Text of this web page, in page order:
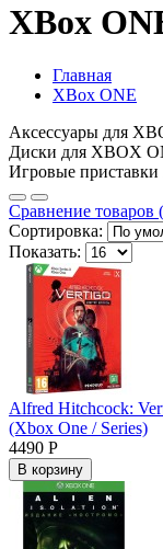
XBox
Главная
XBox ONE
Аксессуары для
Диски для XBOX
Игровые
Сравнение товаров
Сортировка:
Показать:
Alfred Hitchcock:
(Xbox One / Series)
4490 Р
В корзину